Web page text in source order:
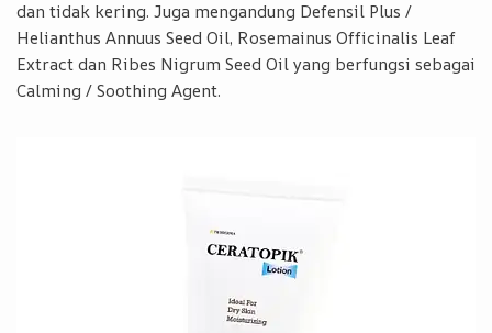
dan tidak kering. Juga mengandung Defensil Plus /
Helianthus Annuus Seed Oil, Rosemainus Officinalis Leaf
Extract dan Ribes Nigrum Seed Oil yang berfungsi sebagai
Calming / Soothing Agent.